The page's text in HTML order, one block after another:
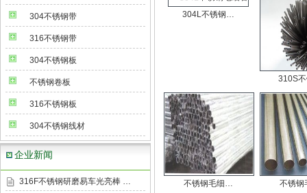
304不锈钢带
316不锈钢带
304不锈钢板
不锈钢卷板
316不锈钢板
304不锈钢线材
企业新闻
316F不锈钢研磨易车光亮棒 …
304L不锈钢…
310S
不锈钢毛细… 不锈